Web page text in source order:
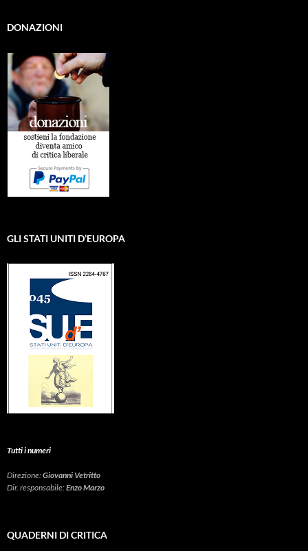
DONAZIONI
GLI STATI UNITI D’EUROPA
Tutti i numeri
Direzione:Giovanni Vetritto
Dir. responsabile:Enzo Marzo
QUADERNI DI CRITICA